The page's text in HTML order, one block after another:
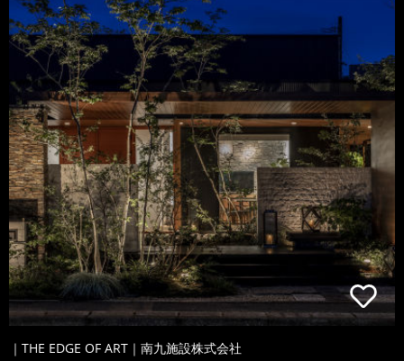
｜THE EDGE OF ART｜南九施設株式会社